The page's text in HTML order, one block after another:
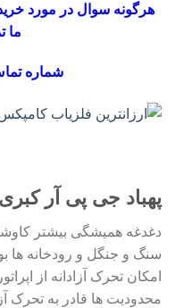
هرگونه سوال در مورد
ما
شماره تماس :
پهباد جی پی آر کبری
دغدغه همیشگی بیشتر
سنگ و جنگل و رودخانه ها
امکان تحرک آزادانه از
محدودیت ها قادر به تحرک